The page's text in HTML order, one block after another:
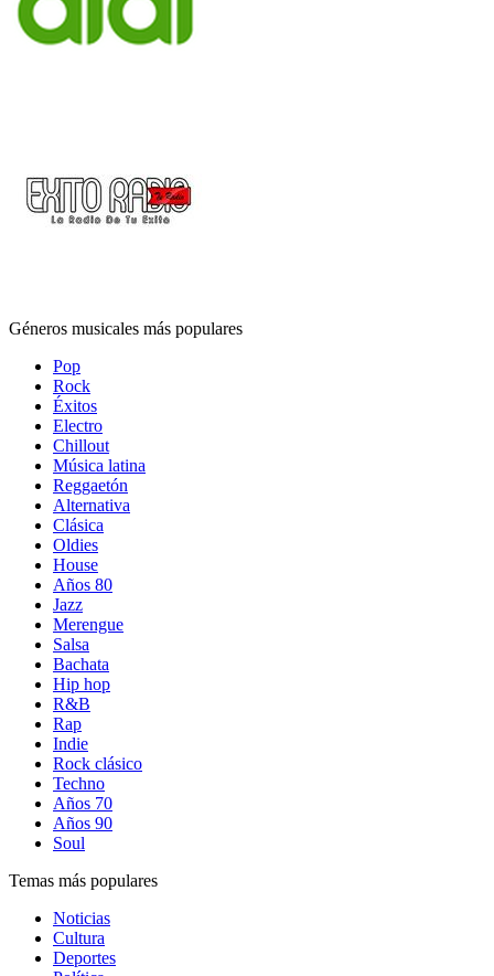
Géneros musicales más populares
Pop
Rock
Éxitos
Electro
Chillout
Música latina
Reggaetón
Alternativa
Clásica
Oldies
House
Años 80
Jazz
Merengue
Salsa
Bachata
Hip hop
R&B
Rap
Indie
Rock clásico
Techno
Años 70
Años 90
Soul
Temas más populares
Noticias
Cultura
Deportes